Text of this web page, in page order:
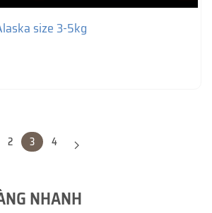
size 3-5kg
2 3 4
NHANH